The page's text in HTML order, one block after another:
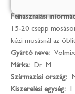
Felhasználási
15-20 csepp
kézi mosásnál az
Gyártó neve:
Márka:
Dr. M
Származási ország:
Kiszerelési egység:
l